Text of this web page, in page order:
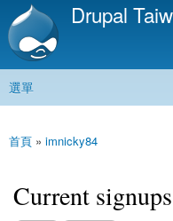
移
內
Drupal
主選單
選單
您在這裡
首頁 » imnicky84
Current